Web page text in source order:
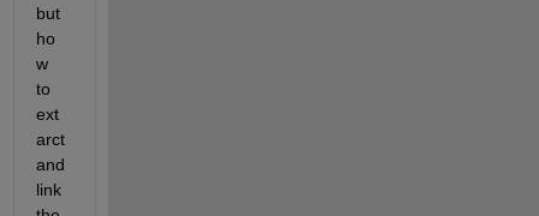
but
ho
w
to
ext
arct
and
link